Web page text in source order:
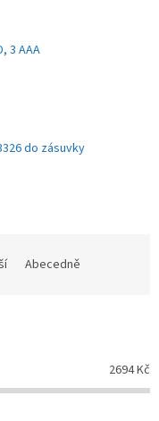
3 AAA
do zásuvky
Abecedně
2694Kč